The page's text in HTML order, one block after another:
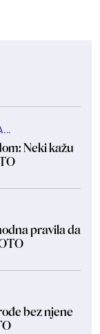
Neki kažu
pravila da
bez njene